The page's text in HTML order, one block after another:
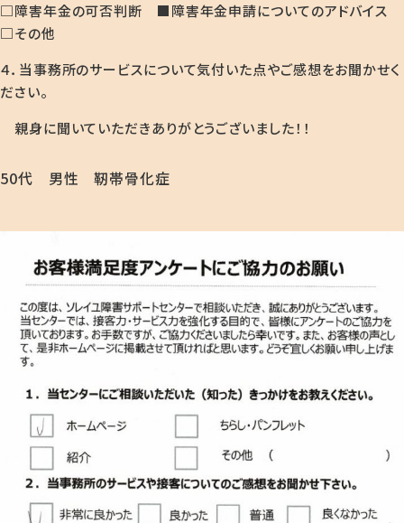
□障害年金の可否判断 ■障害年金申請についてのアドバイス
□その他
４．当事務所のサービスについて気付いた点やご感想をお聞かせく
ださい。
親身に聞いていただきありがとうございました！！
50代 男性 靭帯骨化症